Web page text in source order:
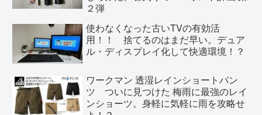
２弾
使わなくなった古いTVの有効活
用！！ 捨てるのはまだ早い。デュア
ル・ディスプレイ化して快適環境！？
ワークマン 透湿レインショートパン
ツ ついに見つけた 梅雨に最強のレイ
ンショーツ。身軽に気軽に雨を攻略せ